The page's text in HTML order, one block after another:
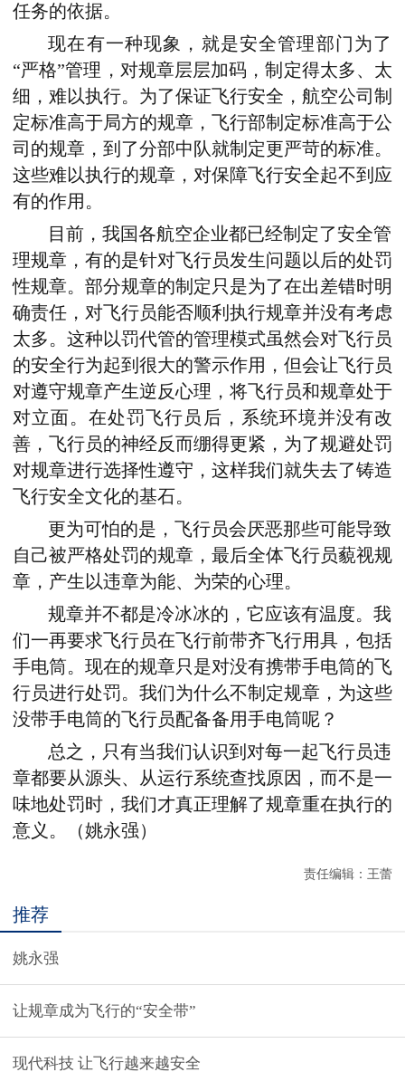
任务的依据。
现在有一种现象，就是安全管理部门为了
“严格”管理，对规章层层加码，制定得太多、太
细，难以执行。为了保证飞行安全，航空公司制
定标准高于局方的规章，飞行部制定标准高于公
司的规章，到了分部中队就制定更严苛的标准。
这些难以执行的规章，对保障飞行安全起不到应
有的作用。
目前，我国各航空企业都已经制定了安全管
理规章，有的是针对飞行员发生问题以后的处罚
性规章。部分规章的制定只是为了在出差错时明
确责任，对飞行员能否顺利执行规章并没有考虑
太多。这种以罚代管的管理模式虽然会对飞行员
的安全行为起到很大的警示作用，但会让飞行员
对遵守规章产生逆反心理，将飞行员和规章处于
对立面。在处罚飞行员后，系统环境并没有改
善，飞行员的神经反而绷得更紧，为了规避处罚
对规章进行选择性遵守，这样我们就失去了铸造
飞行安全文化的基石。
更为可怕的是，飞行员会厌恶那些可能导致
自己被严格处罚的规章，最后全体飞行员藐视规
章，产生以违章为能、为荣的心理。
规章并不都是冷冰冰的，它应该有温度。我
们一再要求飞行员在飞行前带齐飞行用具，包括
手电筒。现在的规章只是对没有携带手电筒的飞
行员进行处罚。我们为什么不制定规章，为这些
没带手电筒的飞行员配备备用手电筒呢？
总之，只有当我们认识到对每一起飞行员违
章都要从源头、从运行系统查找原因，而不是一
味地处罚时，我们才真正理解了规章重在执行的
意义。（姚永强）
责任编辑：王蕾
推荐
姚永强
让规章成为飞行的“安全带”
现代科技 让飞行越来越安全